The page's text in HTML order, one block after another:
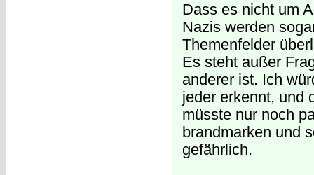
Dass es nicht um
Nazis werden
Themenfelder
Es steht außer
anderer ist. Ich
jeder erkennt, und
müsste nur noch
brandmarken und
gefährlich.